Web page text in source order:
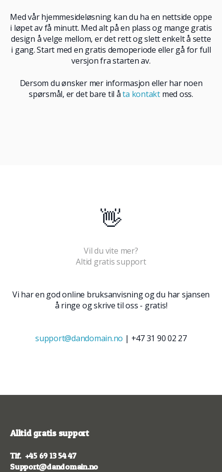
Med vår hjemmesideløsning kan du ha en nettside oppe
i løpet av få minutt. Med alt på en plass og mange gratis
design å velge mellom, er det rett og slett enkelt å sette
i gang. Start med en gratis demoperiode eller gå for full
versjon fra starten av.
Dersom du ønsker mer informasjon eller har noen
spørsmål, er det bare til åta kontakt med oss.
👋
Vil du vite mer?
Altid gratis support
Vi har en god online bruksanvisning og du har sjansen
å ringe og skrive til oss - gratis!
support@dandomain.no | +47 31 90 02 27
Alltid gratis support
Tlf. +45 69 13 54 47
Support@dandomain.no